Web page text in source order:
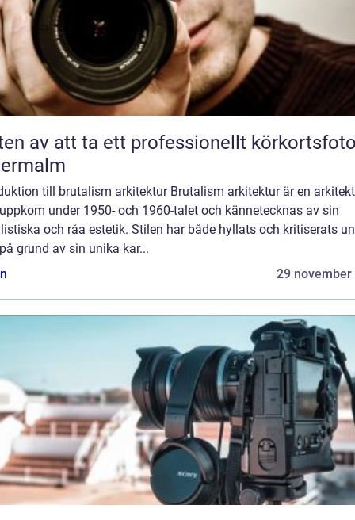
av att ta ett professionellt
till brutalism arkitektur Brutalism arkitektur är en
under 1950- och 1960-talet och kännetecknas av sin
och råa estetik. Stilen har både hyllats och kritiserats
grund av sin unika kar...
29 november